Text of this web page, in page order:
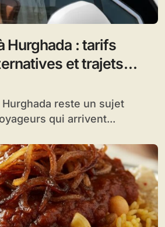
Hurghada : tarifs
et trajets
qui arrivent...